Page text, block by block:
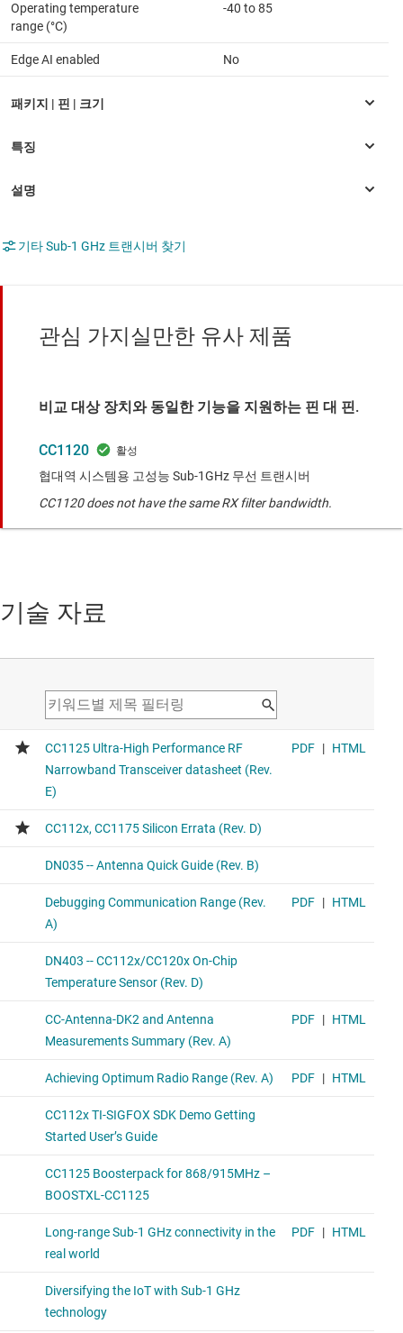
Operating temperature
range (°C)
-40 to 85
Edge AI enabled No
기타 Sub-1 GHz 트랜시버 찾기
관심 가지실만한 유사 제품
비교 대상 장치와 동일한 기능을 지원하는 핀 대 핀.
CC1120
협대역 시스템용 고성능 Sub-1GHz 무선 트랜시버
CC1120 does not have the same RX filter bandwidth.
기술 자료